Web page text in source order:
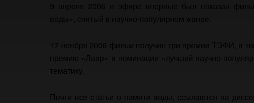
воды», снятый в научно-популярном жанре.
17 ноября 2006 фильм получил три премии ТЭФИ, в
премию «Лавр» в номинации «лучший научно-
тематику.
Почти все статьи о памяти воды, ссылаются на